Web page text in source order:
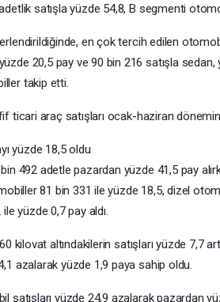
satışla yüzde 54,8, B segmenti
en çok tercih edilen
20,5 pay ve 90 bin 216 satışla
takip etti.
ticari araç satışları ocak-haziran
yüzde 18,5 oldu
492 adetle pazardan yüzde 41,5 pay
81 bin 331 ile yüzde 18,5, dizel
yüzde 0,7 pay aldı.
kilovat altındakilerin satışları yüzde 7,7
azalarak yüzde 1,9 paya sahip oldu.
satışları yüzde 24,9 azalarak pazardan